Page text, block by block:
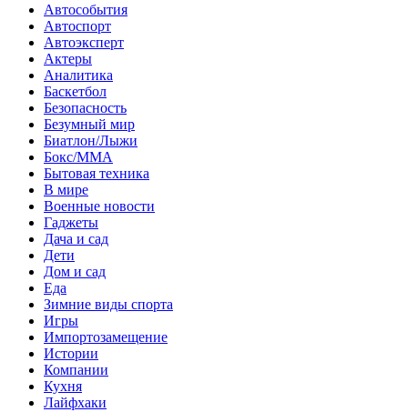
Автособытия
Автоспорт
Автоэксперт
Актеры
Аналитика
Баскетбол
Безопасность
Безумный мир
Биатлон/Лыжи
Бокс/MMA
Бытовая техника
В мире
Военные новости
Гаджеты
Дача и сад
Дети
Дом и сад
Еда
Зимние виды спорта
Игры
Импортозамещение
Истории
Компании
Кухня
Лайфхаки